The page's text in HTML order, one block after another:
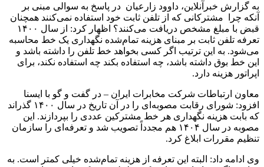
به گزارش خبرآنلاین، داوود زارعیان در پاسخ به سوالی مبنی بر
آنکه چرا مشترکانی که از تلفن ثابت خود استفاده نمی‌کنند همچنان
قبض با مبلغ مشخص دریافت می‌کنند؟ اظهار کرد: از سال ۱۴۰۰
تعرفه تلفن ثابت بر مبنای هزینه تمام‌شده نگهداری یک خط محاسبه
می‌شود. به این ترتیب اگر کسی بخواهد خط تلفن را داشته باشد و
این خط بوق داشته باشد، چه استفاده بکند چه استفاده نکند، برای
اپراتور هزینه دارد.
معاون ارتباطات شرکت مخابرات ایران – در گفت و گو با ایسنا
افزود: شورای رقابت مصوبه‌ای را در آن تاریخ در سال ۱۴۰۰ گذراند
که بابت هزینه نگهداری هر خط مشترکین عددی را بپردازند. این
مصوبه در سال ۱۴۰۴ هم مجدداً تصویب شد و تعرفه‌ای را سازمان
تنظیم مقررات ابلاغ کرد.
وی ادامه داد: البته این تعرفه از هزینه تمام‌شده خیلی کمتر است. به